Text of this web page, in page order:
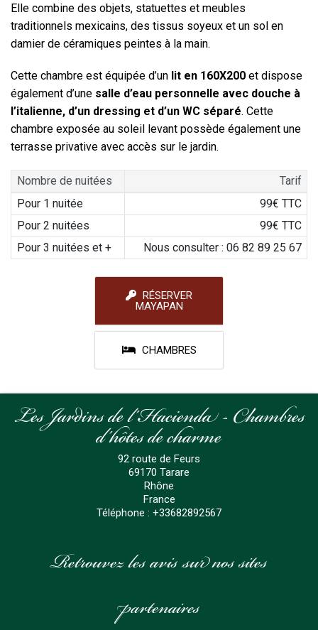
Elle combine des objets, statuettes et meubles
traditionnels mexicains, des tissus soyeux et un sol en
damier de céramiques peintes à la main.
Cette chambre est équipée d’un lit en 160X200 et dispose
également d’une salle d’eau personnelle avec douche à
l’italienne, d’un dressing et d’un WC séparé. Cette
chambre exposée au soleil levant possède également une
terrasse privative avec accès sur le jardin.
Nombre de nuitées
Tarif
Pour 1 nuitée
99€ TTC
Pour 2 nuitées
99€ TTC
Pour 3 nuitées et +
Nous consulter : 06 82 89 25 67
RÉSERVER
MAYAPAN
CHAMBRES
Les Jardins de l'Hacienda - Chambres
d'hôtes de charme
92 route de Feurs
69170 Tarare
Rhône
France
Téléphone : +33682892567
Retrouvez les avis sur nos sites
partenaires